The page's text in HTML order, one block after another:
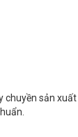
chuyền sản